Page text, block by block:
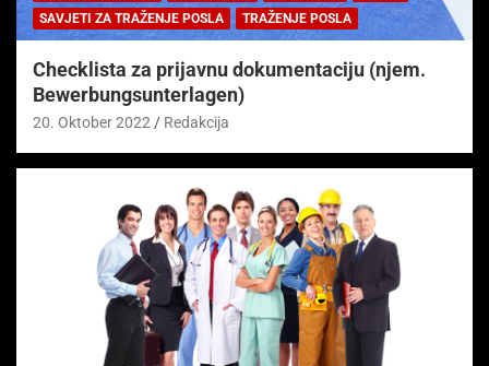
SAVJETI ZA TRAŽENJE POSLA
TRAŽENJE POSLA
Checklista za prijavnu dokumentaciju (njem.
Bewerbungsunterlagen)
20. Oktober 2022 Redakcija